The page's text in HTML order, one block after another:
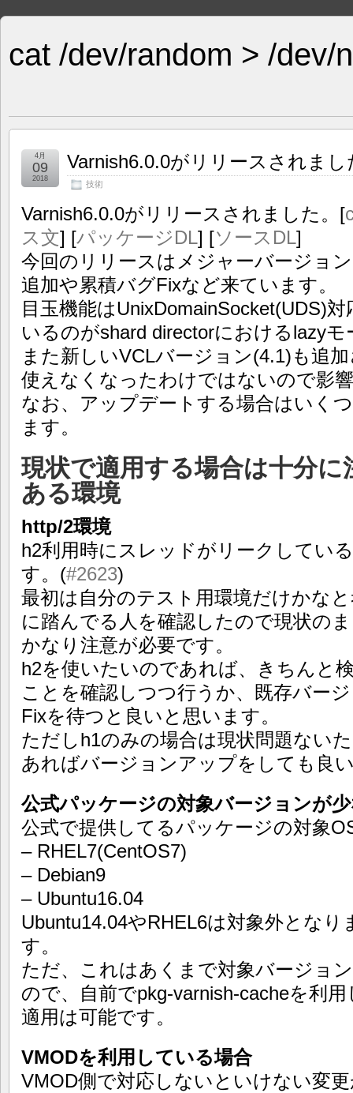
cat /dev/random > /dev/
Varnish6.0.0がリリースされまし
技術
4月
09
2018
Varnish6.0.0がリリースされました。[
ス文] [パッケージDL] [ソースDL]
今回のリリースはメジャーバージョ
追加や累積バグFixなど来ています。
目玉機能はUnixDomainSocket(UDS)
いるのがshard directorにおけるlazy
また新しいVCLバージョン(4.1)も追
使えなくなったわけではないので影
なお、アップデートする場合はいく
ます。
現状で適用する場合は十分に
ある環境
http/2環境
h2利用時にスレッドがリークしてい
す。(#2623)
最初は自分のテスト用環境だけかな
に踏んでる人を確認したので現状の
かなり注意が必要です。
h2を使いたいのであれば、きちんと
ことを確認しつつ行うか、既存バー
Fixを待つと良いと思います。
ただしh1のみの場合は現状問題ない
あればバージョンアップをしても良
公式パッケージの対象バージョンが
公式で提供してるパッケージの対象
– RHEL7(CentOS7)
– Debian9
– Ubuntu16.04
Ubuntu14.04やRHEL6は対象外とな
す。
ただ、これはあくまで対象バージョ
ので、自前でpkg-varnish-cacheを利
適用は可能です。
VMODを利用している場合
VMOD側で対応しないといけない変